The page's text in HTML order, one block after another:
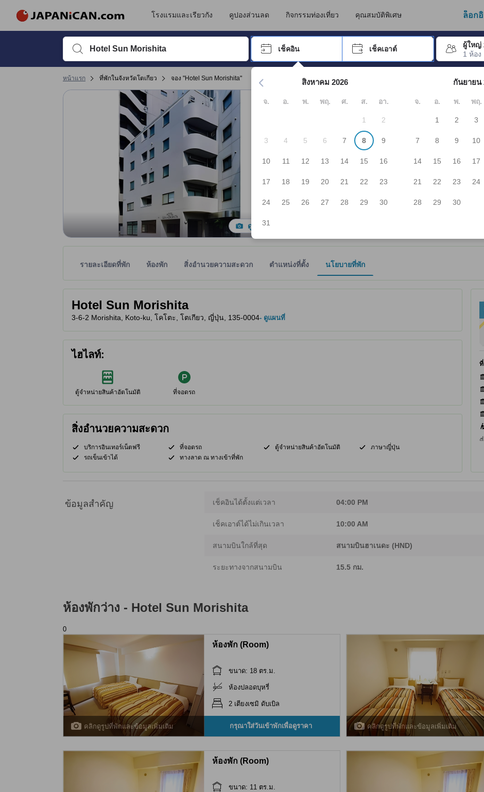
โรงแรมและเรียวกัง คูปองส่วนลด กิจกรรมท่องเที่ยว คุณสมบัติพิเศษ ล็อก
พิมพ์ชื่อที่พักหรือคำที่ต้องการค้นหา จากนั้นใช้ปุ่มลูกศรหรือปุ่ม Tab เพื่อเลื่อนหาคำที่ต้องการ แล้วกดปุ่ม Enter เพื่อเลือก
เช็คอิน เช็คเอาต์
ผู้ใหญ่
1 ห้อง
กด Enter เพื่อเลือกวันที่ ใช้ปุ่มลูกศรเพื่อเลือกวันเช็คอินและเช็คเอาต์ เมื่อ
สิงหาคม 2026
จ. อ. พ. พฤ. ศ. ส. อา.
1 2
3 4 5 6 7 8 9
10 11 12 13 14 15 16
17 18 19 20 21 22 23
24 25 26 27 28 29 30
31
กันยายน
จ. อ. พ. พฤ.
1 2 3
7 8 9 10
14 15 16 17
21 22 23 24
28 29 30
หน้าแรก ที่พักในจังหวัดโตเกียว จอง "Hotel Sun Morishita"
ดูรูปทั้งหมด
รายละเอียดที่พัก ห้องพัก สิ่งอำนวยความสะดวก ตำแหน่งที่ตั้ง นโยบายที่พัก
Hotel Sun Morishita
3-6-2 Morishita, Koto-ku, โคโตะ, โตเกียว, ญี่ปุ่น, 135-0004- ดูแผนที่
ไฮไลท์:
ตู้จำหน่ายสินค้าอัตโนมัติ ที่จอดรถ
สิ่งอำนวยความสะดวก
บริการอินเทอร์เน็ตฟรี ที่จอดรถ ตู้จำหน่ายสินค้าอัตโนมัติ
ภาษาญี่ปุ่น
รถเข็นเข้าได้
ทางลาด ณ ทางเข้าที่พัก
•
ที่
ข้อมูลสำคัญ เช็คอินได้ตั้งแต่เวลา 04:00 PM
เช็คเอาต์ได้ไม่เกินเวลา 10:00 AM
สนามบินใกล้ที่สุด สนามบินฮาเนดะ (HND)
ระยะทางจากสนามบิน 15.5 กม.
ห้องพักว่าง - Hotel Sun Morishita
0
คลิกดูรูปที่พักและข้อมูลเพิ่มเติม
ห้องพัก (Room)
ขนาด: 18 ตร.ม.
ห้องปลอดบุหรี่
2 เตียงเซมิ ดับเบิล
กรุณาใส่วันเข้าพักเพื่อดูราคา คลิกดูรูปที่พักและข้อมูลเพิ่มเติม
ห้องพัก (Room)
ขนาด: 11 ตร.ม.